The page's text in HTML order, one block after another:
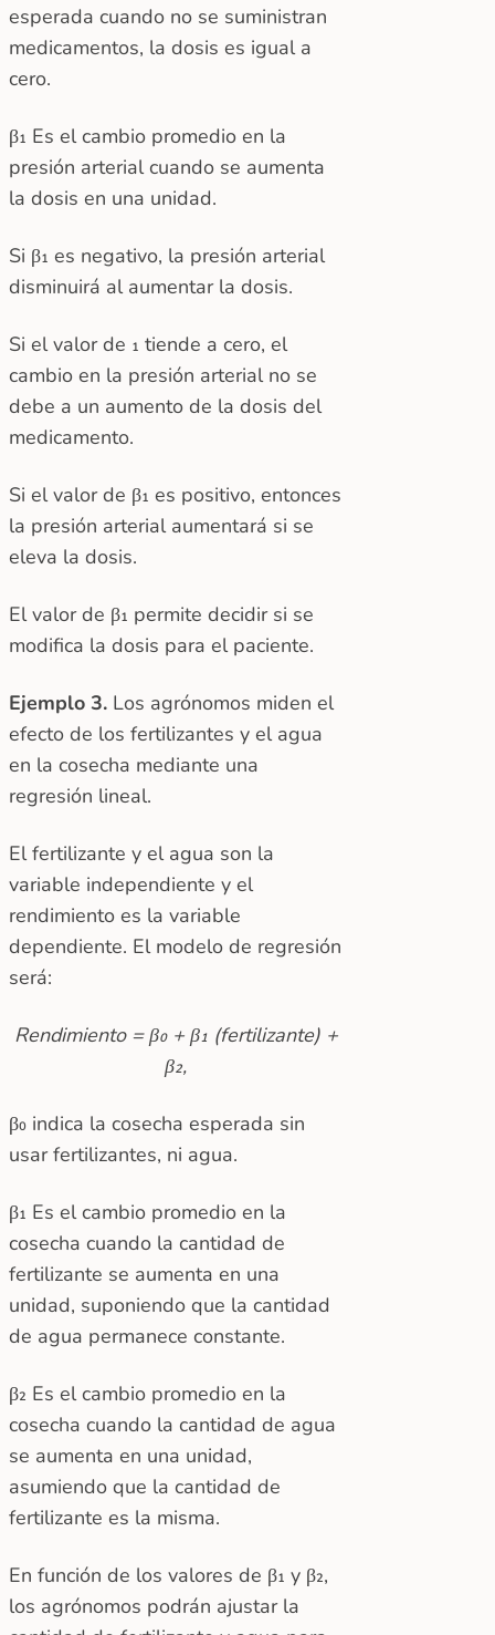
esperada cuando no se suministran
medicamentos, la dosis es igual a
cero.
β₁ Es el cambio promedio en la
presión arterial cuando se aumenta
la dosis en una unidad.
Si β₁ es negativo, la presión arterial
disminuirá al aumentar la dosis.
Si el valor de ₁ tiende a cero, el
cambio en la presión arterial no se
debe a un aumento de la dosis del
medicamento.
Si el valor de β₁ es positivo, entonces
la presión arterial aumentará si se
eleva la dosis.
El valor de β₁ permite decidir si se
modifica la dosis para el paciente.
Ejemplo 3. Los agrónomos miden el
efecto de los fertilizantes y el agua
en la cosecha mediante una
regresión lineal.
El fertilizante y el agua son la
variable independiente y el
rendimiento es la variable
dependiente. El modelo de regresión
será:
Rendimiento = β₀ + β₁ (fertilizante) +
β₂,
β₀ indica la cosecha esperada sin
usar fertilizantes, ni agua.
β₁ Es el cambio promedio en la
cosecha cuando la cantidad de
fertilizante se aumenta en una
unidad, suponiendo que la cantidad
de agua permanece constante.
β₂ Es el cambio promedio en la
cosecha cuando la cantidad de agua
se aumenta en una unidad,
asumiendo que la cantidad de
fertilizante es la misma.
En función de los valores de β₁ y β₂,
los agrónomos podrán ajustar la